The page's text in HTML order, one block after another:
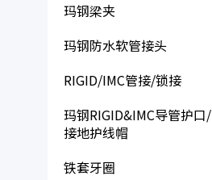
玛钢梁夹
玛钢防水软管接头
RIGID/IMC管接/锁接
玛钢RIGID&IMC导管护口/
接地护线帽
铁套牙圈